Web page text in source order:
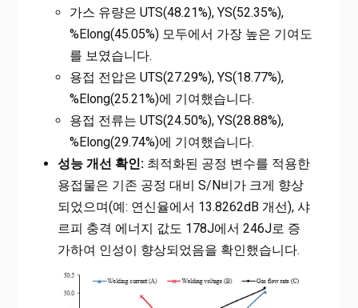
가스 유량은 UTS(48.21%), YS(52.35%),
%Elong(45.05%) 모두에서 가장 높은 기여도
를 보였습니다.
용접 전압은 UTS(27.29%), YS(18.77%),
%Elong(25.21%)에 기여했습니다.
용접 전류는 UTS(24.50%), YS(28.88%),
%Elong(29.74%)에 기여했습니다.
성능 개선 확인:최적화된 공정 변수를 적용한
용접물은 기존 공정 대비 S/N비가 크게 향상
되었으며(예: 연신율에서 13.8262dB 개선), 샤
르피 충격 에너지 값도 178J에서 246J로 증
가하여 인성이 향상되었음을 확인했습니다.